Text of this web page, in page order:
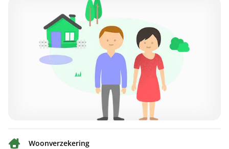
Woonverzekering